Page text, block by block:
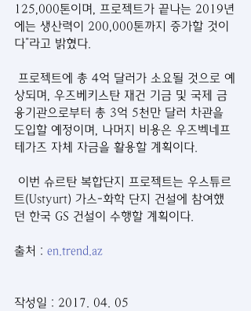
125,000톤이며, 프로젝트가 끝나는 2019년
에는 생산력이 200,000톤까지 증가할 것이
다”라고 밝혔다.
프로젝트에 총 4억 달러가 소요될 것으로 예
상되며, 우즈베키스탄 재건 기금 및 국제 금
융기관으로부터 총 3억 5천만 달러 차관을
도입할 예정이며, 나머지 비용은 우즈벡네프
테가즈 자체 자금을 활용할 계획이다.
이번 슈르탄 복합단지 프로젝트는 우스튜르
트(Ustyurt) 가스-화학 단지 건설에 참여했
던 한국 GS 건설이 수행할 계획이다.
출처 : en.trend.az
작성일 : 2017. 04. 05